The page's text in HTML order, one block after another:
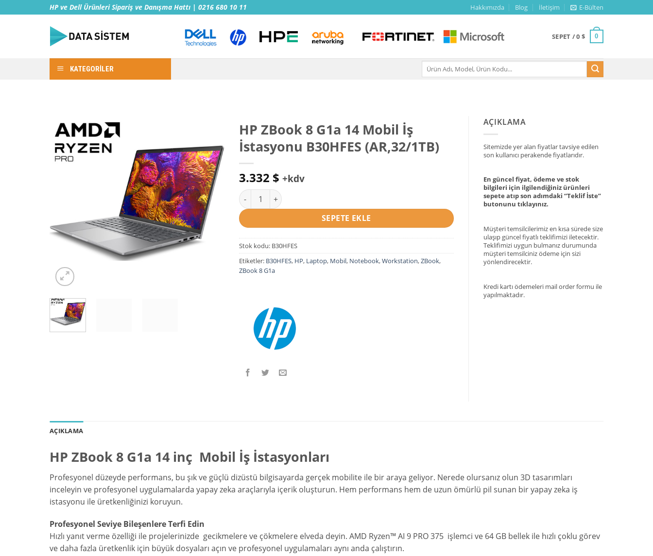
atla
HP ve Dell Ürünleri Sipariş ve Danışma Hattı | 0216 680 10 11 Hakkımızda Blog İletişim E-Bülten
SEPET /0 $ 0
KATEGORİLER Ara:
HP ZBook 8 G1a 14 Mobil İş
İstasyonu B30HFES (AR,32/1TB)
3.332 $ +kdv
HP ZBook 8 G1a 14 Mobil İş İstasyonu B30HFES (AR,32/1TB) adet
SEPETE EKLE
Stok kodu: B30HFES
Etiketler: B30HFES, HP, Laptop, Mobil, Notebook,Workstation,ZBook,
ZBook 8 G1a
AÇIKLAMA
Sitemizde yer alan fiyatlar tavsiye edilen
son kullanıcı perakende fiyatlarıdır.
En güncel fiyat, ödeme ve stok
bilgileri için ilgilendiğiniz ürünleri
sepete atıp son adımdaki “Teklif İste”
butonunu tıklayınız.
Müşteri temsilcilerimiz en kısa sürede size
ulaşıp güncel fiyatlı teklifimizi iletecektir.
Teklifimizi uygun bulmanız durumunda
müşteri temsilciniz ödeme için sizi
yönlendirecektir.
Kredi kartı ödemeleri mail order formu ile
yapılmaktadır.
AÇIKLAMA
HP ZBook 8 G1a 14 inç Mobil İş İstasyonları
Profesyonel düzeyde performans, bu şık ve güçlü dizüstü bilgisayarda gerçek mobilite ile bir araya geliyor. Nerede olursanız olun 3D tasarımları
inceleyin ve profesyonel uygulamalarda yapay zeka araçlarıyla içerik oluşturun. Hem performans hem de uzun ömürlü pil sunan bir yapay zeka iş
istasyonu ile üretkenliğinizi koruyun.
Profesyonel Seviye Bileşenlere Terfi Edin
Hızlı yanıtverme özelliği ile projelerinizde gecikmelereve çökmelere elveda deyin. AMD Ryzen™ AI 9 PRO375 işlemci ve 64 GB bellek ile hızlı çoklu görev
ve daha fazla üretkenlik için büyük dosyaları açın ve profesyonel uygulamaları aynı anda çalıştırın.